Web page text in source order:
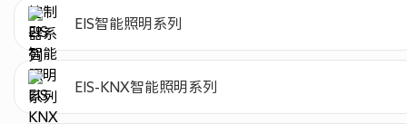
EIS智能照明系列
EIS-KNX智能照明系列